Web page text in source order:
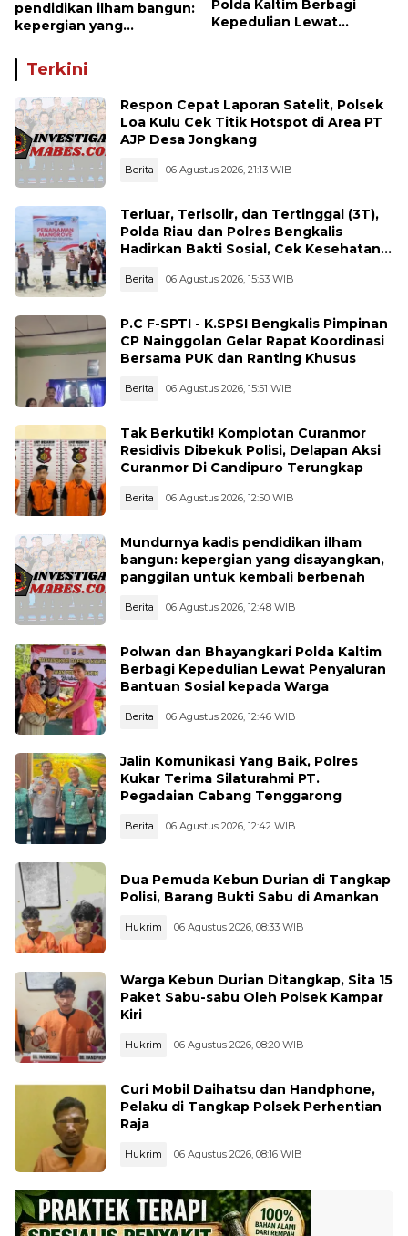
pendidikan ilham bangun:
kepergian yang
untuk kembali berbenah
Polda Kaltim Berbagi
Kepedulian Lewat
Terkini
Respon Cepat Laporan Satelit, Polsek
Loa Kulu Cek Titik Hotspot di Area PT
AJP Desa Jongkang
Berita 06 Agustus 2026, 21:13 WIB
Terluar, Terisolir, dan Tertinggal (3T),
Polda Riau dan Polres Bengkalis
Hadirkan Bakti Sosial, Cek Kesehatan
Rupat
Berita 06 Agustus 2026, 15:53 WIB
P.C F-SPTI - K.SPSI Bengkalis Pimpinan
CP Nainggolan Gelar Rapat Koordinasi
Bersama PUK dan Ranting Khusus
Berita 06 Agustus 2026, 15:51 WIB
Tak Berkutik! Komplotan Curanmor
Residivis Dibekuk Polisi, Delapan Aksi
Curanmor Di Candipuro Terungkap
Berita 06 Agustus 2026, 12:50 WIB
Mundurnya kadis pendidikan ilham
bangun: kepergian yang disayangkan,
panggilan untuk kembali berbenah
Berita 06 Agustus 2026, 12:48 WIB
Polwan dan Bhayangkari Polda Kaltim
Berbagi Kepedulian Lewat Penyaluran
Bantuan Sosial kepada Warga
Berita 06 Agustus 2026, 12:46 WIB
Jalin Komunikasi Yang Baik, Polres
Kukar Terima Silaturahmi PT.
Pegadaian Cabang Tenggarong
Berita 06 Agustus 2026, 12:42 WIB
Dua Pemuda Kebun Durian di Tangkap
Polisi, Barang Bukti Sabu di Amankan
Hukrim 06 Agustus 2026, 08:33 WIB
Warga Kebun Durian Ditangkap, Sita 15
Paket Sabu-sabu Oleh Polsek Kampar
Kiri
Hukrim 06 Agustus 2026, 08:20 WIB
Curi Mobil Daihatsu dan Handphone,
Pelaku di Tangkap Polsek Perhentian
Raja
Hukrim 06 Agustus 2026, 08:16 WIB